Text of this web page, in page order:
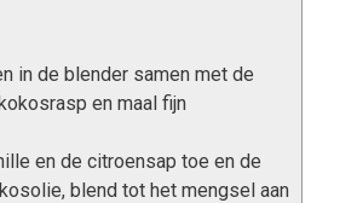
in de blender samen met de
en maal fijn
en de citroensap toe en de
blend tot het mengsel aan